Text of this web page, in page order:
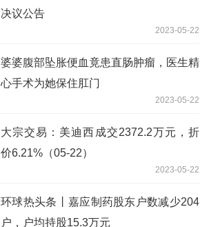
决议公告
2023-05-22
婆婆腹部坠胀便血竟患直肠肿瘤，医生精
心手术为她保住肛门
2023-05-22
大宗交易：美迪西成交2372.2万元，折
价6.21%（05-22）
2023-05-22
环球热头条丨嘉应制药股东户数减少204
户，户均持股15.3万元